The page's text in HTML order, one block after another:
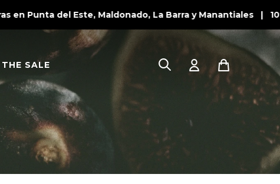
del Este, Maldonado, La Barra y Manantiales |
SALE